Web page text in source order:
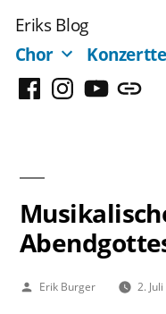
Inhalt
springen
Eriks Blog
Chor
FacebookInstagram
YouTube
Veröffentlicht
Erik Burger 2.